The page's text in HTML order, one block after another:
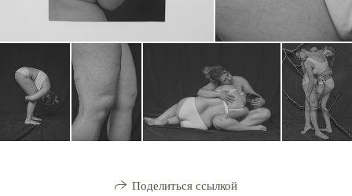
Поделиться ссылкой